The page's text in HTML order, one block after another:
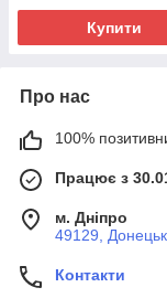
Купити
Про нас
100%
Працює з
м. Дніпро
49129,
Контакти